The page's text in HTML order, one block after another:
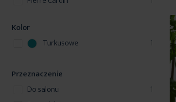
Kolor
Turkusowe
1
p
d
u
Przeznaczenie
do salonu
1produkt